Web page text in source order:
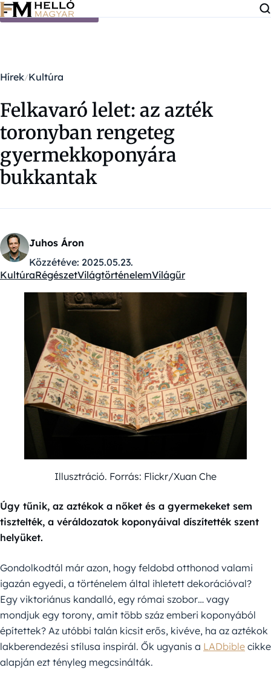
Ugrás a tartalomra
Hírek Kultúra
Felkavaró lelet: az azték
toronyban rengeteg
gyermekkoponyára
bukkantak
Juhos Áron
Közzétéve: 2025.05.23.
Kategóriák:
KultúraRégészetVilágtörténelemVilágűr
Illusztráció. Forrás: Flickr/Xuan Che
Úgy tűnik, az aztékok a nőket és a gyermekeket sem
tisztelték, a véráldozatok koponyáival díszítették szent
helyüket.
Gondolkodtál már azon, hogy feldobd otthonod valami
igazán egyedi, a történelem által ihletett dekorációval?
Egy viktoriánus kandalló, egy római szobor… vagy
mondjuk egy torony, amit több száz emberi koponyából
építettek? Az utóbbi talán kicsit erős, kivéve, ha az aztékok
lakberendezési stílusa inspirál. Ők ugyanis a LADbible cikke
alapján ezt tényleg megcsinálták.